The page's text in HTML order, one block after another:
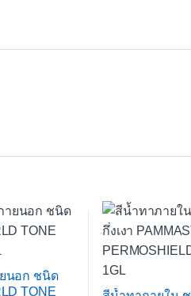
นอก ชนิด
TONE